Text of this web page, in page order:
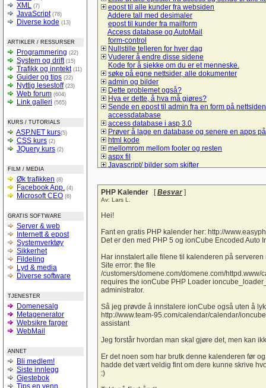
XML (7)
JavaScript (78)
Diverse kode (13)
ARTIKLER / RESSURSER
Programmering (22)
System og drift (15)
Trafikk og inntekt (11)
Guider og tips (22)
Nyttig lesestoff (23)
Web forum (604)
Link galleri (565)
KURS / TUTORIALS
ASP.NET kurs(5)
CSS kurs (2)
JQuery kurs (2)
FILM / MEDIA
Øk trafikken (8)
Facebook App. (4)
Microsoft CEO (6)
GRATIS SOFTWARE
Server & web
Internett & epost
Systemverktøy
Sikkerhet
Fildeling
Lyd & media
Diverse software
TJENESTER
Domenesalg
Metagenerator
Websikre farger
WebMail
ANNET
Bli medlem!
Siste innlegg
Gjestebok
Tips en venn
epost til alle kunder fra websiden
Addere tall med desimaler
epost til kunder fra mailform
Access database og AutoMail
form-control
Nullstille telleren for hver dag
Vuderer å endre disse sidene
Kode for å sjekke om du er et menneske.
søke på egne nettsider, alle dokumenter
admin og bilder
Dette problemet også?
Hva er dette, å hva må gjøres?
Sende en epost til admin fra en form på nettsiden
accessdatabase
access database i asp 3.0
Prøver å lage en database og senere en apps
html kode
mellomrom mellom footer og resten
aspx fil
Javascript/ bilder som skifter
Lik i ulike browsere
checkBoxList
Hvordan bruke session sammen med listeboks
Vise kun de 10 siste poster
tekst sjekk
Form
spørsmål om litt hjelp til denne siden
Trenger en tilbakemelding på denne forsiden
hvordan logge seg inn på sin egen e-mail
login i ASP
Bytte om på tekst i tekstbokser ASP.NET
Verdier tekstfelt -databasen
Struktur på databaser
Personalregister
Vise produkter
Light box og css
PHP Kalender [Besvar]
Av: Lars L.
Hei!
Fant en gratis PHP kalender her: http://
Det er den med PHP 5 og ionCube Encoded Auto
Har innstalert alle filene til kalenderen på
Site error: the file
/customers/domene.com/domene.com/
requires the ionCube PHP Loader
administrator.
Så jeg prøvde å innstalere ionCube også uten å
http://www.team-95.com/calendar/calendar/
assistant
Jeg forstår hvordan man skal gjøre det, men kan
Er det noen som har brutk denne kalenderen før
hadde det vært veldig fint om dere kunne skrive
:)